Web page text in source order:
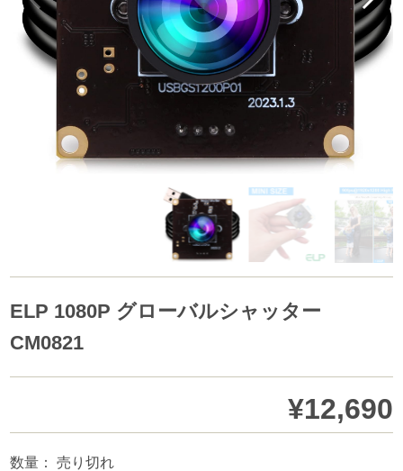
ELP 1080P グローバルシャッター
CM0821
¥12,690
数量： 売り切れ